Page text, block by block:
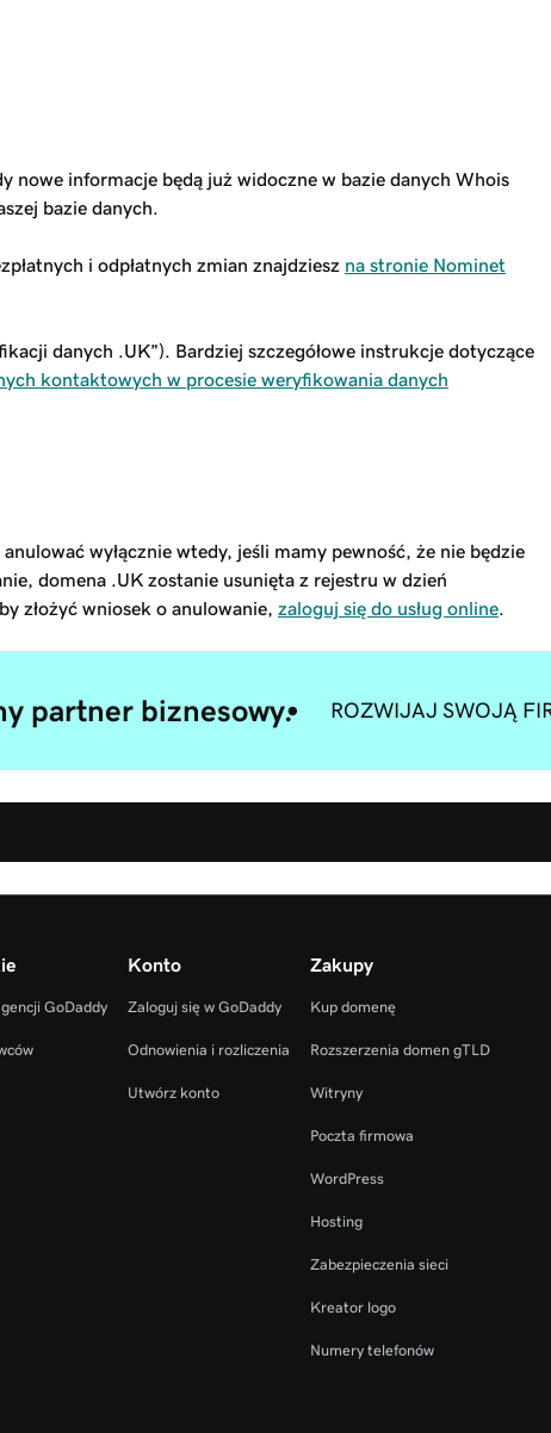
nowe informacje będą już widoczne w bazie danych Whois
bazie danych.
i odpłatnych zmian znajdziesz na stronie Nominet
danych .UK”). Bardziej szczegółowe instrukcje dotyczące
kontaktowych w procesie weryfikowania danych
anulować wyłącznie wtedy, jeśli mamy pewność, że nie będzie
domena .UK zostanie usunięta z rejestru w dzień
złożyć wniosek o anulowanie, zaloguj się do usług online
partner biznesowy. ROZWIJAJ SWOJĄ
GoDaddy
Konto
Zaloguj się w GoDaddy
Odnowienia i rozliczenia
Utwórz konto
Zakupy
Kup domenę
Rozszerzenia domen gTLD
Witryny
Poczta firmowa
WordPress
Hosting
Zabezpieczenia sieci
Kreator logo
Numery telefonów